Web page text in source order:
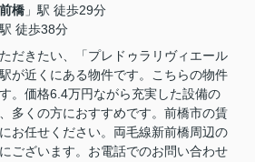
橋 」駅 徒歩29分
駅 徒歩38分
だきたい、「プレドゥラリヴィエール
が近くにある物件です。こちらの物件
。価格6.4万円ながら充実した設備の
多くの方におすすめです。前橋市の賃
お任せください。両毛線新前橋周辺の
ございます。お電話でのお問い合わせ